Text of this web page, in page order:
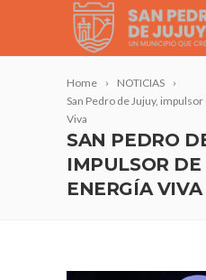
Home
NOTICIAS
San Pedro de Jujuy,
Viva
SAN PEDRO
IMPULSOR
ENERGÍA VIVA